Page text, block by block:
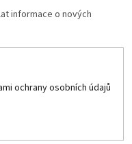
informace o nových
ochrany osobních údajů